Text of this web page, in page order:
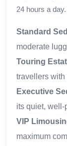
24 hours a day.
Standard
moderate
Touring
travellers
Executive
its quiet, well-
VIP
maximum